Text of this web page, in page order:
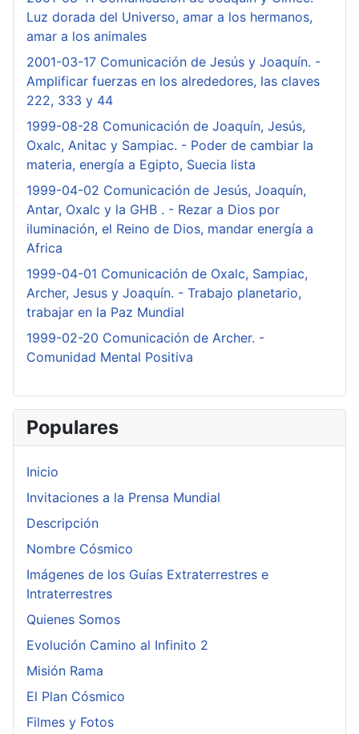
Luz dorada del Universo, amar a los hermanos,
amar a los animales
2001-03-17 Comunicación de Jesús y Joaquín. -
Amplificar fuerzas en los alrededores, las claves
222, 333 y 44
1999-08-28 Comunicación de Joaquín, Jesús,
Oxalc, Anitac y Sampiac. - Poder de cambiar la
materia, energía a Egipto, Suecia lista
1999-04-02 Comunicación de Jesús, Joaquín,
Antar, Oxalc y la GHB . - Rezar a Dios por
iluminación, el Reino de Dios, mandar energía a
Africa
1999-04-01 Comunicación de Oxalc, Sampiac,
Archer, Jesus y Joaquín. - Trabajo planetario,
trabajar en la Paz Mundial
1999-02-20 Comunicación de Archer. -
Comunidad Mental Positiva
Populares
Inicio
Invitaciones a la Prensa Mundial
Descripción
Nombre Cósmico
Imágenes de los Guías Extraterrestres e
Intraterrestres
Quienes Somos
Evolución Camino al Infinito 2
Misión Rama
El Plan Cósmico
Filmes y Fotos